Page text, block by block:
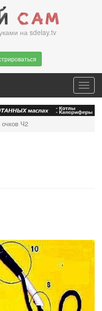
на sdelay.tv
Ч2